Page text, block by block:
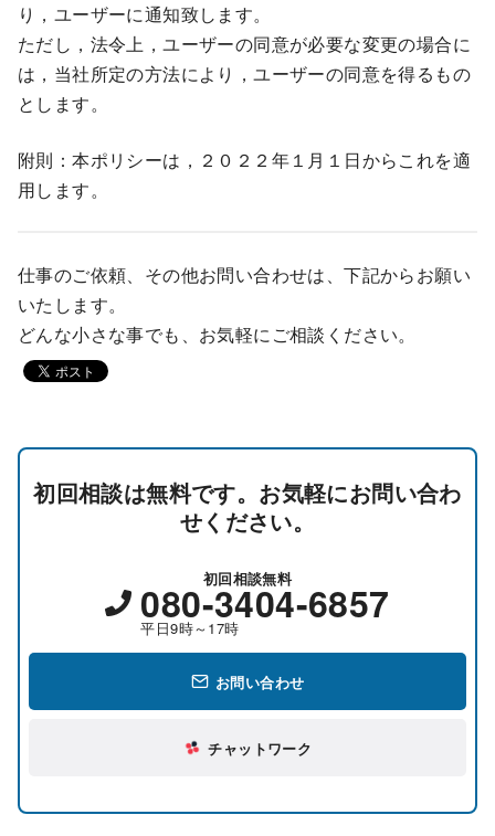
り，ユーザーに通知致します。
ただし，法令上，ユーザーの同意が必要な変更の場合に
は，当社所定の方法により，ユーザーの同意を得るもの
とします。
附則：本ポリシーは，２０２２年１月１日からこれを適
用します。
仕事のご依頼、その他お問い合わせは、下記からお願い
いたします。
どんな小さな事でも、お気軽にご相談ください。
初回相談は無料です。お気軽にお問い合わ
せください。
初回相談無料
080-3404-6857
平日9時～17時
お問い合わせ
チャットワーク